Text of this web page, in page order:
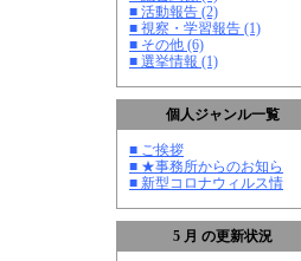
■ 活動報告 (2)
■ 視察・学習報告 (1)
■ その他 (6)
■ 選挙情報 (1)
個人ジャンル一覧
■ ご挨拶
■ ★事務所からのお知ら
■ 新型コロナウィルス情
5 月 の更新状況